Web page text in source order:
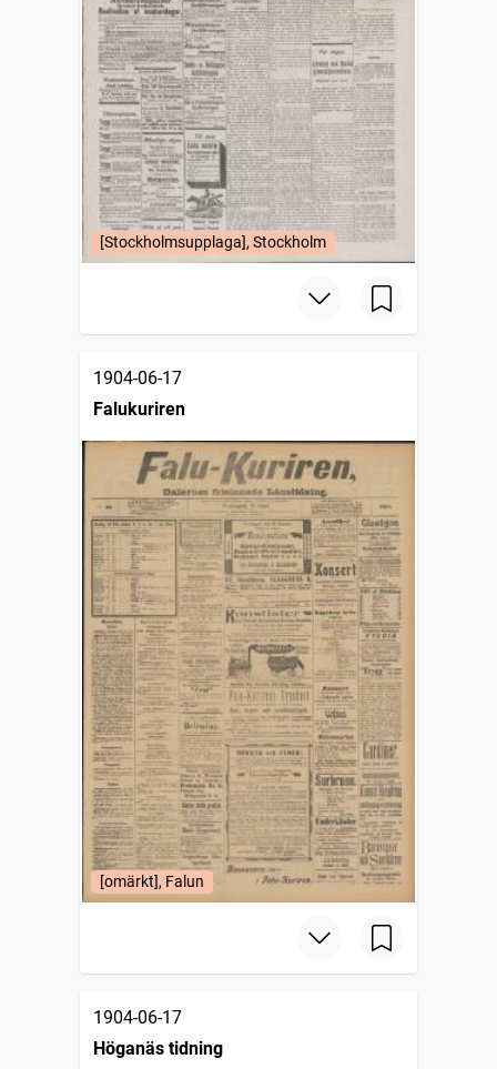
[Stockholmsupplaga], Stockholm
1904-06-17
Falukuriren
[omärkt], Falun
1904-06-17
Höganäs tidning